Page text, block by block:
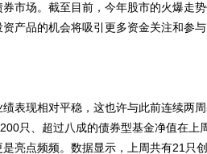
市场。截至目前，今年股市的火爆走
产品的机会将吸引更多资金关注和参与
现相对平稳，这也许与此前连续两
只、超过八成的债券型基金净值在上
亮点频频。数据显示，上周共有21只